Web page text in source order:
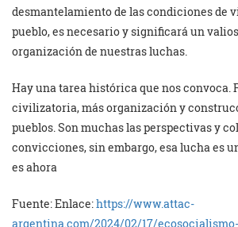
desmantelamiento de las condiciones de
pueblo, es necesario y significará un
organización de nuestras luchas.
Hay una tarea histórica que nos convoca.
civilizatoria, más organización y
pueblos. Son muchas las perspectivas y
convicciones, sin embargo, esa lucha es
es ahora
Fuente: Enlace:https://www.attac-
argentina.com/2024/02/17/